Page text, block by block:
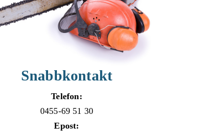
Snabbkontakt
Telefon:
0455-69 51 30
Epost: